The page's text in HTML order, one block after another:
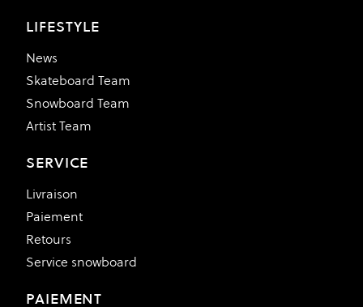
LIFESTYLE
News
Skateboard Team
Snowboard Team
Artist Team
SERVICE
Livraison
Paiement
Retours
Service snowboard
PAIEMENT